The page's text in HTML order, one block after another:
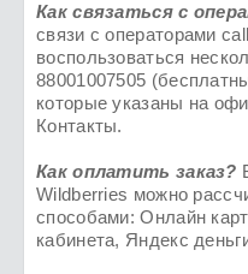
Как связаться с
связи с операторами
воспользоваться
88001007505
которые указаны на
Контакты.
Как оплатить заказ?
Wildberries можно
способами: Онлайн
кабинета, Яндекс